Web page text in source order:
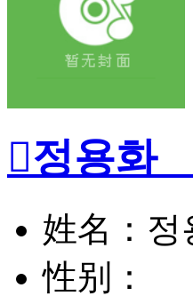
정용화
姓名：정
性别：